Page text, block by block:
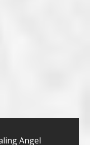
Angel